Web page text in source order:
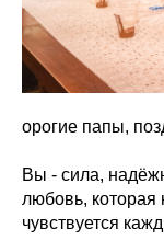
орогие папы,
Вы - сила,
любовь, которая
чувствуется